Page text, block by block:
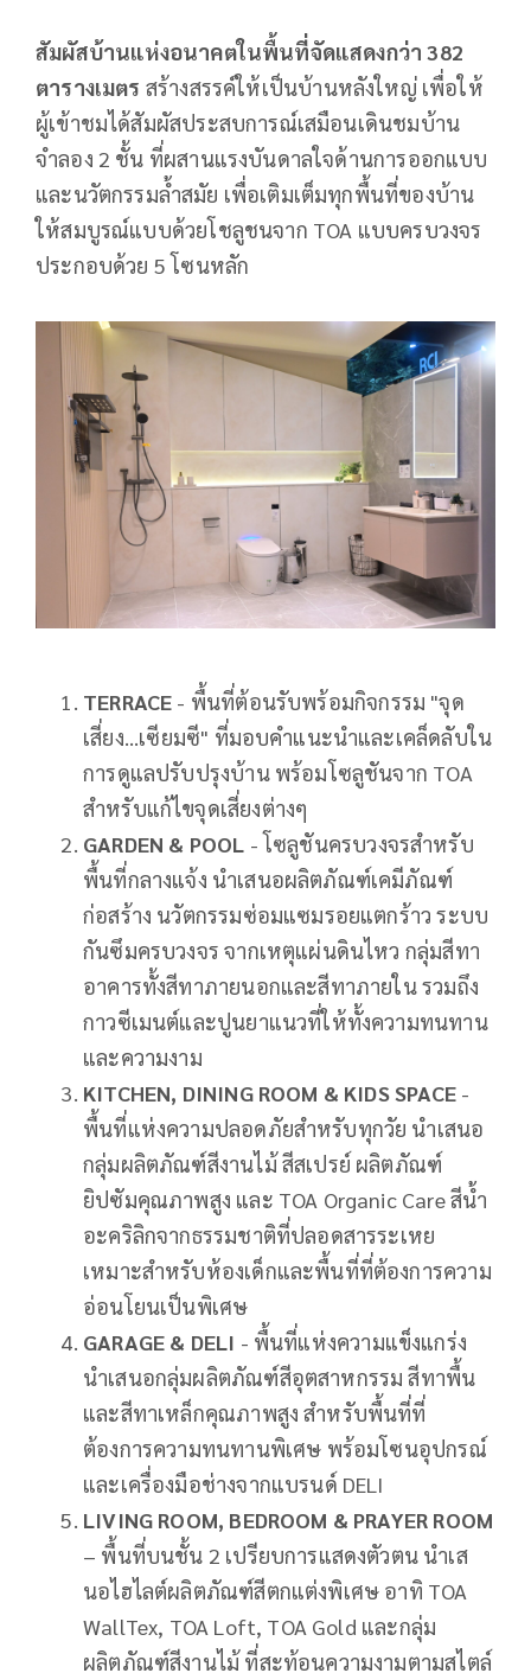
สัมผัสบ้านแห่งอนาคตในพื้นที่จัดแสดงกว่า382
ตารางเมตร สร้างสรรค์ให้เป็นบ้านหลังใหญ่ เพื่อให้
ผู้เข้าชมได้สัมผัสประสบการณ์เสมือนเดินชมบ้าน
จำลอง 2 ชั้น ที่ผสานแรงบันดาลใจด้านการออกแบบ
และนวัตกรรมล้ำสมัย เพื่อเติมเต็มทุกพื้นที่ของบ้าน
ให้สมบูรณ์แบบด้วยโชลูชนจาก TOA แบบครบวงจร
ประกอบด้วย 5 โซนหลัก
TERRACE - พื้นที่ต้อนรับพร้อมกิจกรรม "จุด
เสี่ยง...เซียมซี" ที่มอบคำแนะนำและเคล็ดลับใน
การดูแลปรับปรุงบ้าน พร้อมโซลูชันจาก TOA
สำหรับแก้ไขจุดเสี่ยงต่างๆ
GARDEN & POOL - โซลูชันครบวงจรสำหรับ
พื้นที่กลางแจ้ง นำเสนอผลิตภัณฑ์เคมีภัณฑ์
ก่อสร้าง นวัตกรรมซ่อมแซมรอยแตกร้าว ระบบ
กันซึมครบวงจร จากเหตุแผ่นดินไหว กลุ่มสีทา
อาคารทั้งสีทาภายนอกและสีทาภายใน รวมถึง
กาวซีเมนต์และปูนยาแนวที่ให้ทั้งความทนทาน
และความงาม
KITCHEN, DINING ROOM & KIDS SPACE-
พื้นที่แห่งความปลอดภัยสำหรับทุกวัย นำเสนอ
กลุ่มผลิตภัณฑ์สีงานไม้ สีสเปรย์ ผลิตภัณฑ์
ยิปซัมคุณภาพสูง และ TOA Organic Care สีน้ำ
อะคริลิกจากธรรมชาติที่ปลอดสารระเหย
เหมาะสำหรับห้องเด็กและพื้นที่ที่ต้องการความ
อ่อนโยนเป็นพิเศษ
GARAGE & DELI - พื้นที่แห่งความแข็งแกร่ง
นำเสนอกลุ่มผลิตภัณฑ์สีอุตสาหกรรม สีทาพื้น
และสีทาเหล็กคุณภาพสูง สำหรับพื้นที่ที่
ต้องการความทนทานพิเศษ พร้อมโซนอุปกรณ์
และเครื่องมือช่างจากแบรนด์ DELI
LIVING ROOM, BEDROOM & PRAYER ROOM
– พื้นที่บนชั้น 2 เปรียบการแสดงตัวตน นำเส
นอไฮไลต์ผลิตภัณฑ์สีตกแต่งพิเศษ อาทิ TOA
WallTex, TOA Loft, TOA Gold และกลุ่ม
ผลิตภัณฑ์สีงานไม้ ที่สะท้อนความงามตามสไตล์